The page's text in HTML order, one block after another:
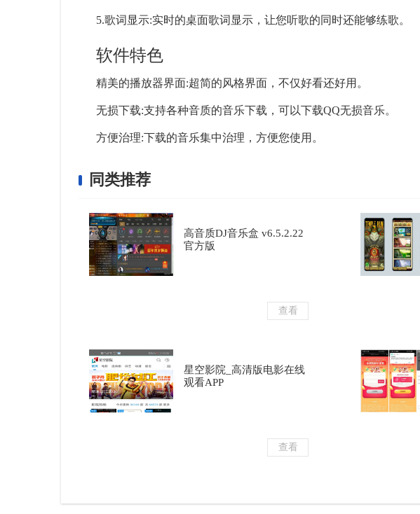
5.歌词显示:实时的桌面歌词显示，让您听歌的同时还能够练歌。
软件特色
精美的播放器界面:超简的风格界面，不仅好看还好用。
无损下载:支持各种音质的音乐下载，可以下载QQ无损音乐。
方便治理:下载的音乐集中治理，方便您使用。
同类推荐
高音质DJ音乐盒 v6.5.2.22
官方版
查看
星空影院_高清版电影在线
观看APP
查看